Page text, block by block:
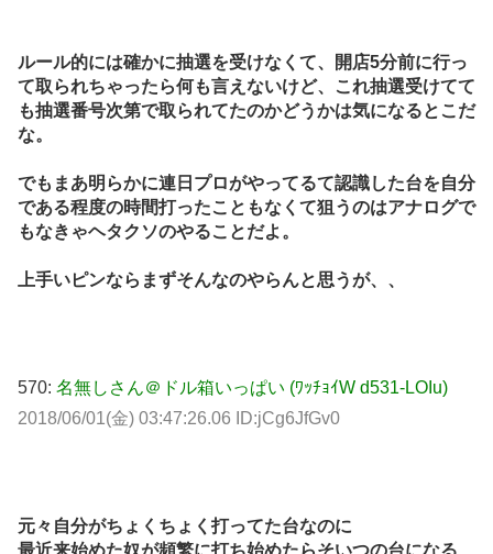
ルール的には確かに抽選を受けなくて、開店5分前に行っ
て取られちゃったら何も言えないけど、これ抽選受けてて
も抽選番号次第で取られてたのかどうかは気になるとこだ
な。
でもまあ明らかに連日プロがやってるて認識した台を自分
である程度の時間打ったこともなくて狙うのはアナログで
もなきゃヘタクソのやることだよ。
上手いピンならまずそんなのやらんと思うが、、
570: 名無しさん＠ドル箱いっぱい (ﾜｯﾁｮｲW d531-LOIu)
2018/06/01(金) 03:47:26.06 ID:jCg6JfGv0
元々自分がちょくちょく打ってた台なのに
最近来始めた奴が頻繁に打ち始めたらそいつの台になる